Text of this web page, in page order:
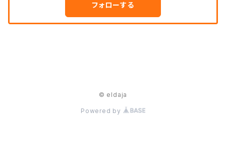
フォローする
© eldaja
Powered by